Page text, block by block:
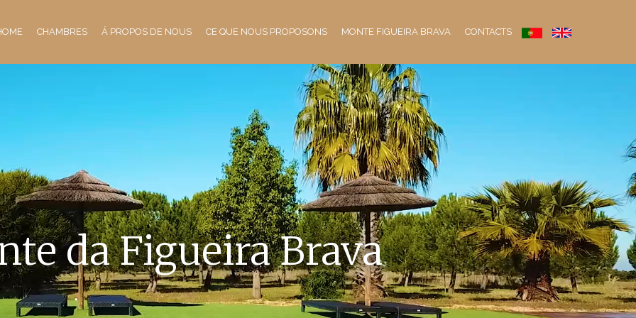
CHAMBRES Á PROPOS DE NOUS CE QUE NOUS PROPOSONS MONTE FIGUEIRA BRAVA CONTACTS
da Figueira Brava